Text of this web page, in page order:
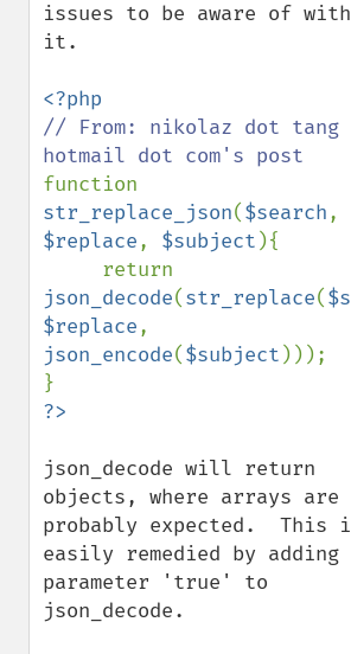
issues to be aware of with
it.
// From: nikolaz dot tang
str_replace_json($search
$replace, $subject ){
json_decode(str_replace(
$replace
json_encode($subject )));
?>
json_decode will return
objects, where arrays are
probably expected.  This
easily remedied by adding
parameter 'true' to
json_decode.